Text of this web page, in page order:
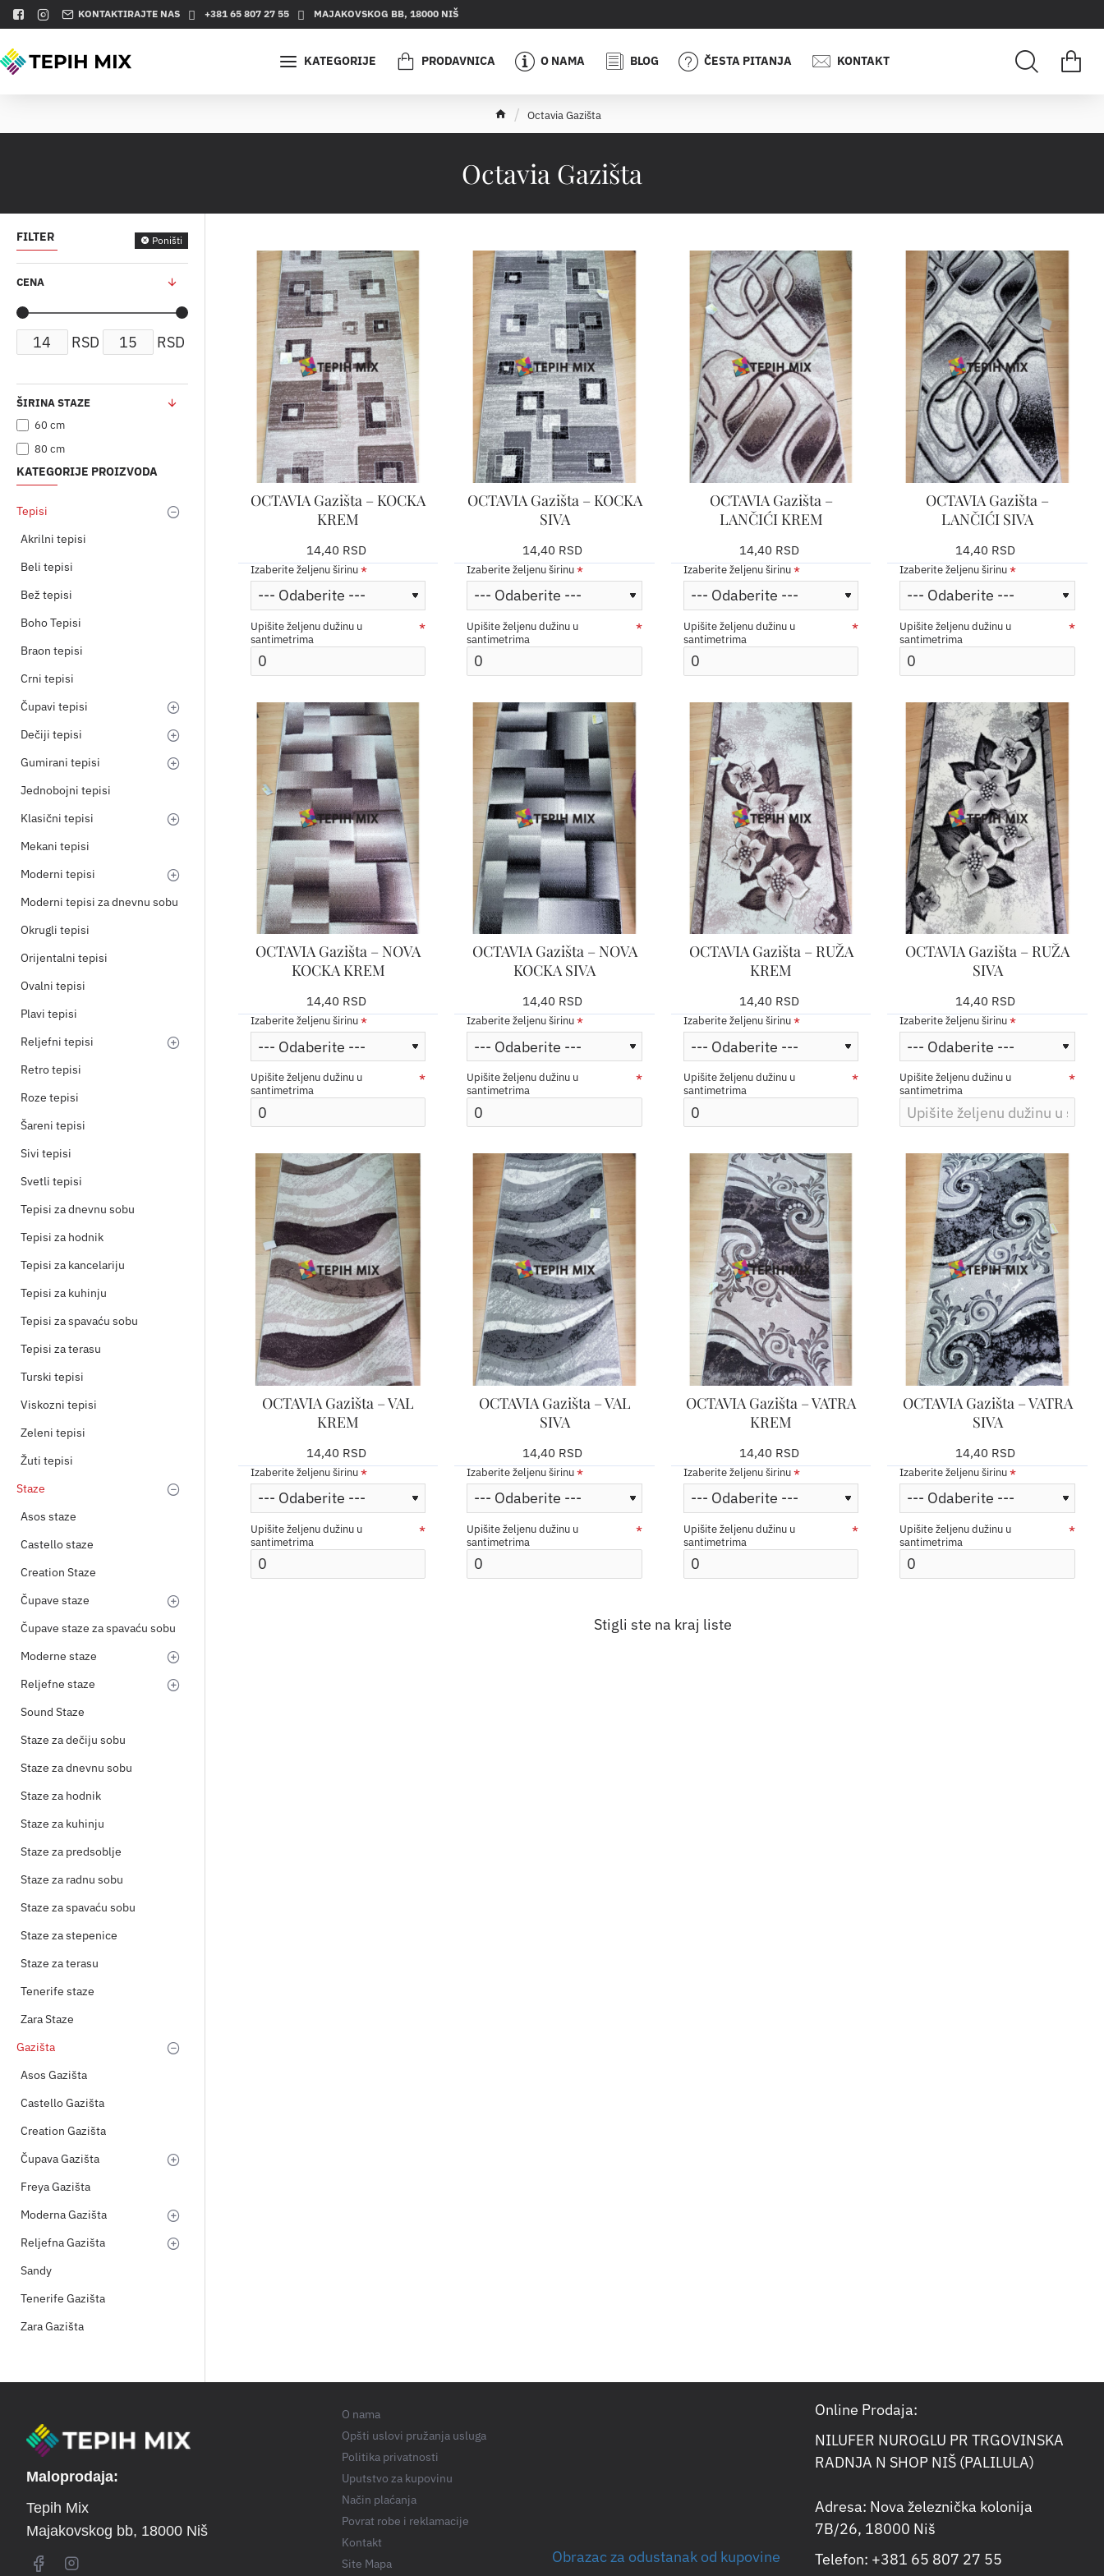
KONTAKTIRAJTE NAS +381 65 807 27 55 MAJAKOVSKOG BB, 18000 NIŠ
KATEGORIJE PRODAVNICA O NAMA BLOG ČESTA PITANJA KONTAKT
Octavia Gazišta
o
Octavia Gazišta
FILTER Poništi
CENA
RSD RSD
ŠIRINA STAZE
60 cm
80 cm
KATEGORIJE PROIZVODA
Tepisi
Akrilni tepisi
Beli tepisi
Bež tepisi
Boho Tepisi
Braon tepisi
Crni tepisi
Čupavi tepisi
Dečiji tepisi
Gumirani tepisi
Jednobojni tepisi
Klasični tepisi
Mekani tepisi
Moderni tepisi
Moderni tepisi za dnevnu sobu
Okrugli tepisi
Orijentalni tepisi
Ovalni tepisi
Plavi tepisi
Reljefni tepisi
Retro tepisi
Roze tepisi
Šareni tepisi
Sivi tepisi
Svetli tepisi
Tepisi za dnevnu sobu
Tepisi za hodnik
Tepisi za kancelariju
Tepisi za kuhinju
Tepisi za spavaću sobu
Tepisi za terasu
Turski tepisi
Viskozni tepisi
Zeleni tepisi
Žuti tepisi
Staze
Asos staze
Castello staze
Creation Staze
Čupave staze
Čupave staze za spavaću sobu
Moderne staze
Reljefne staze
Sound Staze
Staze za dečiju sobu
Staze za dnevnu sobu
Staze za hodnik
Staze za kuhinju
Staze za predsoblje
Staze za radnu sobu
Staze za spavaću sobu
Staze za stepenice
Staze za terasu
Tenerife staze
Zara Staze
Gazišta
Asos Gazišta
Castello Gazišta
Creation Gazišta
Čupava Gazišta
Freya Gazišta
Moderna Gazišta
Reljefna Gazišta
Sandy
Tenerife Gazišta
Zara Gazišta
OCTAVIA Gazišta – KOCKA
KREM
14,40 RSD
Izaberite željenu širinu
Upišite željenu dužinu u
santimetrima
OCTAVIA Gazišta – KOCKA
SIVA
14,40 RSD
Izaberite željenu širinu
Upišite željenu dužinu u
santimetrima
OCTAVIA Gazišta –
LANČIĆI KREM
14,40 RSD
Izaberite željenu širinu
Upišite željenu dužinu u
santimetrima
OCTAVIA Gazišta –
LANČIĆI SIVA
14,40 RSD
Izaberite željenu širinu
Upišite željenu dužinu u
santimetrima
OCTAVIA Gazišta – NOVA
KOCKA KREM
14,40 RSD
Izaberite željenu širinu
Upišite željenu dužinu u
santimetrima
OCTAVIA Gazišta – NOVA
KOCKA SIVA
14,40 RSD
Izaberite željenu širinu
Upišite željenu dužinu u
santimetrima
OCTAVIA Gazišta – RUŽA
KREM
14,40 RSD
Izaberite željenu širinu
Upišite željenu dužinu u
santimetrima
OCTAVIA Gazišta – RUŽA
SIVA
14,40 RSD
Izaberite željenu širinu
Upišite željenu dužinu u
santimetrima
OCTAVIA Gazišta – VAL
KREM
14,40 RSD
Izaberite željenu širinu
Upišite željenu dužinu u
santimetrima
OCTAVIA Gazišta – VAL
SIVA
14,40 RSD
Izaberite željenu širinu
Upišite željenu dužinu u
santimetrima
OCTAVIA Gazišta – VATRA
KREM
14,40 RSD
Izaberite željenu širinu
Upišite željenu dužinu u
santimetrima
OCTAVIA Gazišta – VATRA
SIVA
14,40 RSD
Izaberite željenu širinu
Upišite željenu dužinu u
santimetrima
Stigli ste na kraj liste
Maloprodaja:
Tepih Mix
Majakovskog bb, 18000 Niš
O nama
Opšti uslovi pružanja usluga
Politika privatnosti
Uputstvo za kupovinu
Način plaćanja
Povrat robe i reklamacije
Kontakt
Site Mapa
Obrazac za odustanak od kupovine
Online Prodaja:
NILUFER NUROGLU PR TRGOVINSKA
RADNJA N SHOP NIŠ (PALILULA)
Adresa: Nova železnička kolonija
7B/26, 18000 Niš
Telefon: +381 65 807 27 55